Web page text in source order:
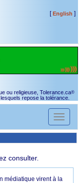
[English ]
ou religieuse, Tolerance.ca®
repose la tolérance.
Toggle
consulter.
médiatique virent à la